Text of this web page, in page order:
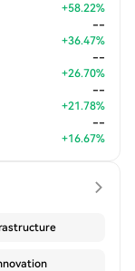
+58.22%
--
+36.47%
--
+26.70%
--
+21.78%
--
+16.67%